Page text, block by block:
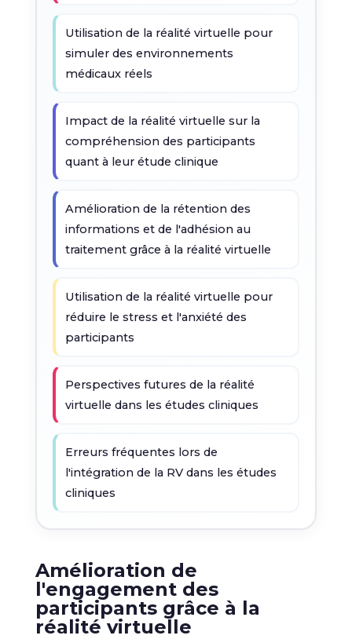
Utilisation de la réalité virtuelle pour
simuler des environnements
médicaux réels
Impact de la réalité virtuelle sur la
compréhension des participants
quant à leur étude clinique
Amélioration de la rétention des
informations et de l'adhésion au
traitement grâce à la réalité virtuelle
Utilisation de la réalité virtuelle pour
réduire le stress et l'anxiété des
participants
Perspectives futures de la réalité
virtuelle dans les études cliniques
Erreurs fréquentes lors de
l'intégration de la RV dans les études
cliniques
Amélioration de
l'engagement des
participants grâce à la
réalité virtuelle